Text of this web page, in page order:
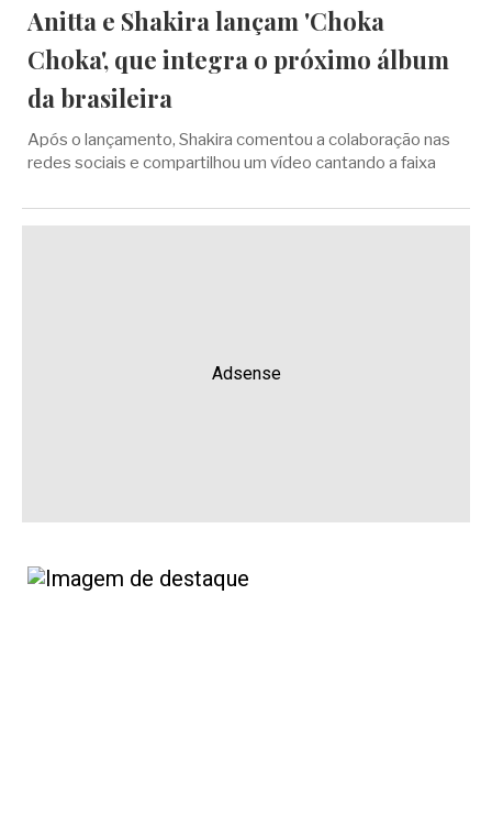
Anitta e Shakira lançam 'Choka
Choka', que integra o próximo álbum
da brasileira
Após o lançamento, Shakira comentou a colaboração nas
redes sociais e compartilhou um vídeo cantando a faixa
Adsense